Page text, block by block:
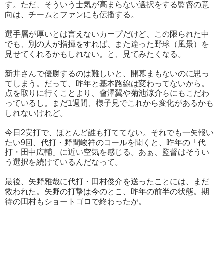
す。ただ、そういう士気が高まらない選択をする監督の意
向は、チームとファンにも伝播する。
選手層が厚いとは言えないカープだけど、この限られた中
でも、別の人が指揮をすれば、また違った野球（風景）を
見せてくれるかもしれない。と、見てみたくなる。
新井さんで優勝するのは難しいと、開幕まもないのに思っ
てしまう。だって、昨年と基本路線は変わってないから。
点を取りに行くことより、會澤翼や菊池涼介らにもこだわ
っているし。まだ1週間、様子見でこれから変化があるかも
しれないけれど。
今日2安打で、ほとんど誰も打ててない。それでも一矢報い
たい9回、代打・野間峻祥のコールを聞くと、昨年の「代
打・田中広輔」に近い空気を感じる。あぁ、監督はそうい
う選択を続けているんだなって。
最後、矢野雅哉に代打・田村俊介を送ったことには、まだ
救われた。矢野の打撃は今のとこ、昨年の前半の状態。期
待の田村もショートゴロで終わったが。